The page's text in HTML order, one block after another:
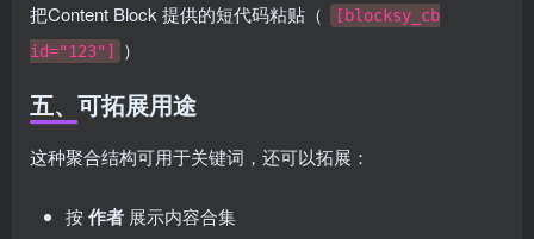
把Content Block 提供的短代码粘贴（
[blocksy_cb
id="123"]
）
五、可拓展用途
这种聚合结构可用于关键词，还可以拓展：
按作者 展示内容合集